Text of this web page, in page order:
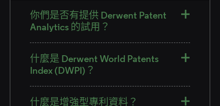
你們是否有提供 Derwent Patent
Analytics 的試用？
什麼是 Derwent World Patents
Index (DWPI)？
什麼是增強型專利資料？